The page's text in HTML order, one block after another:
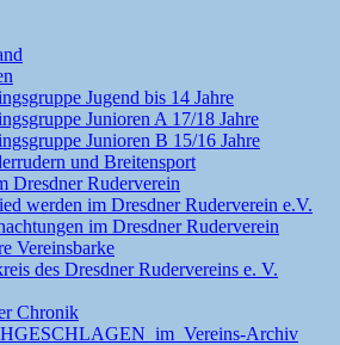
Jugend bis 14 Jahre
Junioren A 17/18 Jahre
Junioren B 15/16 Jahre
und Breitensport
Dresdner Ruderverein
werden im Dresdner Ruderverein e.V.
im Dresdner Ruderverein
Vereinsbarke
des Dresdner Rudervereins e. V.
Chronik
im Vereins-Archiv